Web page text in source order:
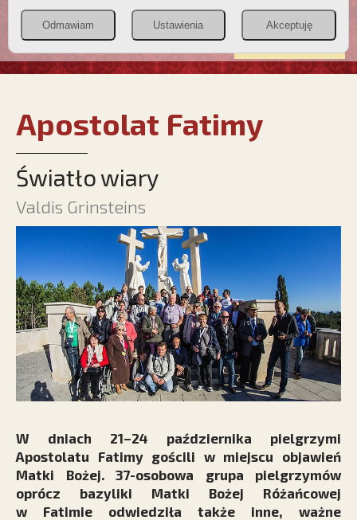
POZNAJ APOSTOLAT FATIMY WESPRZYJ
NAS
Apostolat Fatimy
Światło wiary
Valdis Grinsteins
W dniach 21–24 października pielgrzymi
Apostolatu Fatimy gościli w miejscu objawień
Matki Bożej. 37-osobowa grupa pielgrzymów
oprócz bazyliki Matki Bożej Różańcowej
w Fatimie odwiedziła także inne, ważne
Odmawiam Ustawienia Akceptuję